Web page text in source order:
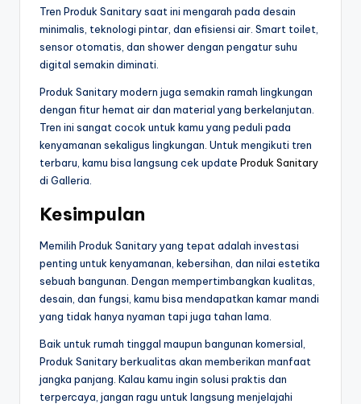
Tren Produk Sanitary saat ini mengarah pada desain
minimalis, teknologi pintar, dan efisiensi air. Smart toilet,
sensor otomatis, dan shower dengan pengatur suhu
digital semakin diminati.
Produk Sanitary modern juga semakin ramah lingkungan
dengan fitur hemat air dan material yang berkelanjutan.
Tren ini sangat cocok untuk kamu yang peduli pada
kenyamanan sekaligus lingkungan. Untuk mengikuti tren
terbaru, kamu bisa langsung cek update Produk Sanitary
di Galleria.
Kesimpulan
Memilih Produk Sanitary yang tepat adalah investasi
penting untuk kenyamanan, kebersihan, dan nilai estetika
sebuah bangunan. Dengan mempertimbangkan kualitas,
desain, dan fungsi, kamu bisa mendapatkan kamar mandi
yang tidak hanya nyaman tapi juga tahan lama.
Baik untuk rumah tinggal maupun bangunan komersial,
Produk Sanitary berkualitas akan memberikan manfaat
jangka panjang. Kalau kamu ingin solusi praktis dan
terpercaya, jangan ragu untuk langsung menjelajahi